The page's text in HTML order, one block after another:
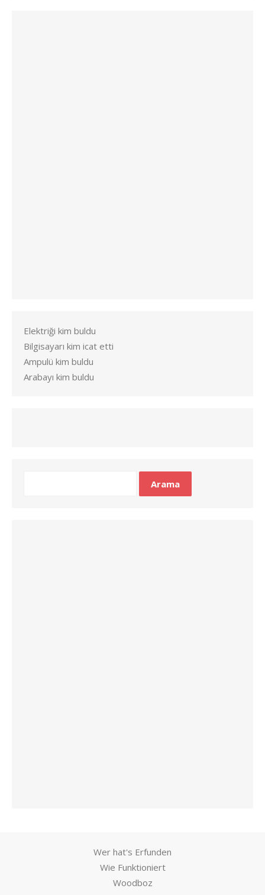
Elektriği kim buldu
Bilgisayarı kim icat etti
Ampulü kim buldu
Arabayı kim buldu
Wer hat's Erfunden
Wie Funktioniert
Woodboz